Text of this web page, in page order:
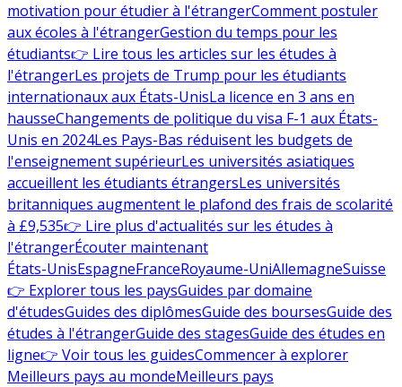
motivation pour étudier à l'étrangerComment postuler
aux écoles à l'étrangerGestion du temps pour les
étudiants👉 Lire tous les articles sur les études à
l'étrangerLes projets de Trump pour les étudiants
internationaux aux États-UnisLa licence en 3 ans en
hausseChangements de politique du visa F-1 aux États-
Unis en 2024Les Pays-Bas réduisent les budgets de
l'enseignement supérieurLes universités asiatiques
accueillent les étudiants étrangersLes universités
britanniques augmentent le plafond des frais de scolarité
à £9,535👉 Lire plus d'actualités sur les études à
l'étrangerÉcouter maintenant
États-UnisEspagneFranceRoyaume-UniAllemagneSuisse
👉 Explorer tous les paysGuides par domaine
d'étudesGuides des diplômesGuide des boursesGuide des
études à l'étrangerGuide des stagesGuide des études en
ligne👉 Voir tous les guidesCommencer à explorer
Meilleurs pays au mondeMeilleurs pays